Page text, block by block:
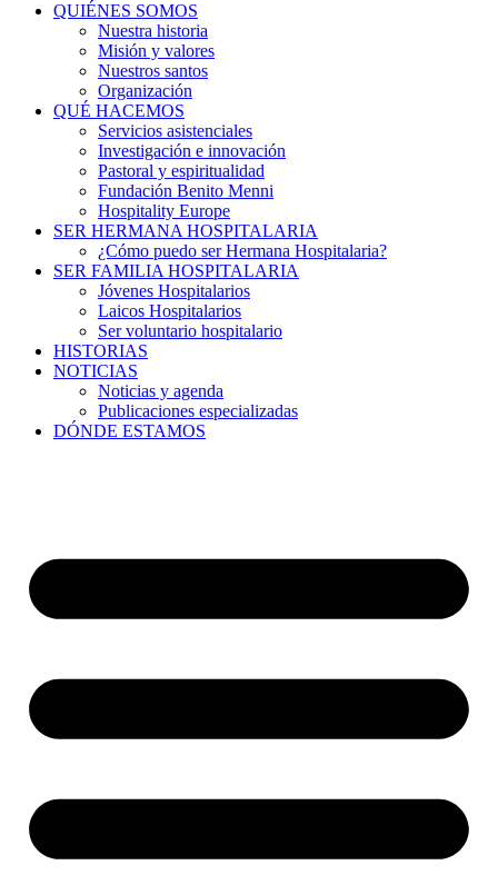
QUIÉNES SOMOS
Nuestra historia
Misión y valores
Nuestros santos
Organización
QUÉ HACEMOS
Servicios asistenciales
Investigación e innovación
Pastoral y espiritualidad
Fundación Benito Menni
Hospitality Europe
SER HERMANA HOSPITALARIA
¿Cómo puedo ser Hermana Hospitalaria?
SER FAMILIA HOSPITALARIA
Jóvenes Hospitalarios
Laicos Hospitalarios
Ser voluntario hospitalario
HISTORIAS
NOTICIAS
Noticias y agenda
Publicaciones especializadas
DÓNDE ESTAMOS